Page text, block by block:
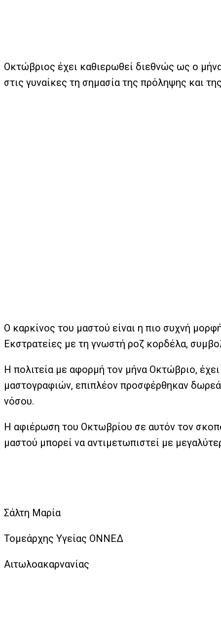
Οκτώβριος έχει καθιερωθεί διεθνώς ως ο
στις γυναίκες τη σημασία της πρόληψης και
Ο καρκίνος του μαστού είναι η πιο συχνή
Εκστρατείες με τη γνωστή ροζ κορδέλα,
Η πολιτεία με αφορμή τον μήνα Οκτώβριο,
μαστογραφιών, επιπλέον προσφέρθηκαν
νόσου.
Η αφιέρωση του Οκτωβρίου σε αυτόν τον
μαστού μπορεί να αντιμετωπιστεί με
Σάλτη Μαρία
Τομεάρχης Υγείας ΟΝΝΕΔ
Αιτωλοακαρνανίας